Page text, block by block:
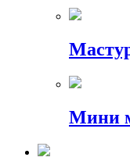
Мини